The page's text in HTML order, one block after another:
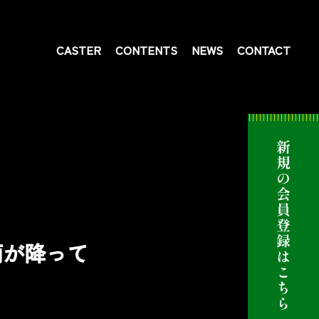
CASTER CONTENTS NEWS CONTACT
降って